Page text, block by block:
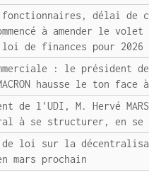
fonctionnaires, délai de
à amender le volet
de finances pour 2026
: le président
hausse le ton face
de l'UDI, M. Hervé
à se structurer, en se
de loi sur la
mars prochain